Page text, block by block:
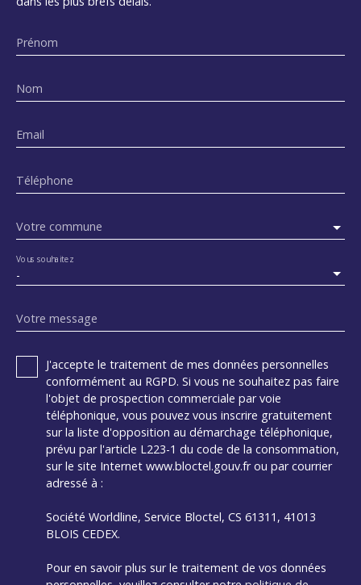
Prénom
Nom
Email
Téléphone
Votre commune
-
Vous souhaitez
Votre message
J'accepte le traitement de mes données personnelles
conformément au RGPD. Si vous ne souhaitez pas faire
l'objet de prospection commerciale par voie
téléphonique, vous pouvez vous inscrire gratuitement
sur la liste d'opposition au démarchage téléphonique,
prévu par l'article L223-1 du code de la consommation,
sur le site Internet www.bloctel.gouv.fr ou par courrier
adressé à :
Société Worldline, Service Bloctel, CS 61311, 41013
BLOIS CEDEX.
Pour en savoir plus sur le traitement de vos données